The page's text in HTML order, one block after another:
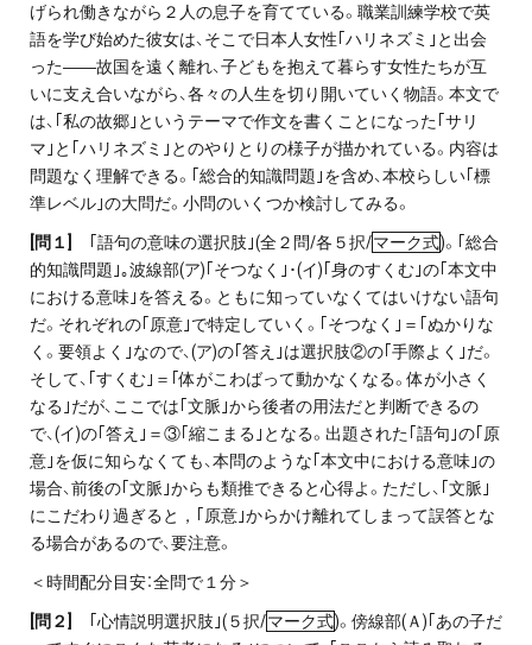
げられ働きながら２人の息子を育てている。職業訓練学校で英
語を学び始めた彼女は、そこで日本人女性｢ハリネズミ｣と出会
った――故国を遠く離れ、子どもを抱えて暮らす女性たちが互
いに支え合いながら、各々の人生を切り開いていく物語。本文で
は、｢私の故郷｣というテーマで作文を書くことになった｢サリ
マ｣と｢ハリネズミ｣とのやりとりの様子が描かれている。内容は
問題なく理解できる。｢総合的知識問題｣を含め、本校らしい｢標
準レベル｣の大問だ。小問のいくつか検討してみる。
問１] ｢語句の意味の選択肢｣(全２問/各５択/マーク式)。｢総合
的知識問題｣｡波線部(ア)｢そつなく｣･(イ)｢身のすくむ｣の｢本文中
における意味｣を答える。ともに知っていなくてはいけない語句
だ。それぞれの｢原意｣で特定していく。｢そつなく｣＝｢ぬかりな
く。要領よく｣なので、(ア)の｢答え｣は選択肢②の｢手際よく｣だ。
そして、｢すくむ｣＝｢体がこわばって動かなくなる。体が小さく
なる｣だが、ここでは｢文脈｣から後者の用法だと判断できるの
で、(イ)の｢答え｣＝③｢縮こまる｣となる。出題された｢語句｣の｢原
意｣を仮に知らなくても、本問のような｢本文中における意味｣の
場合、前後の｢文脈｣からも類推できると心得よ。ただし、｢文脈｣
にこだわり過ぎると，｢原意｣からかけ離れてしまって誤答とな
る場合があるので、要注意。
＜時間配分目安：全問で１分＞
問２] ｢心情説明選択肢｣(５択/マーク式)。傍線部(Ａ)｢あの子だ